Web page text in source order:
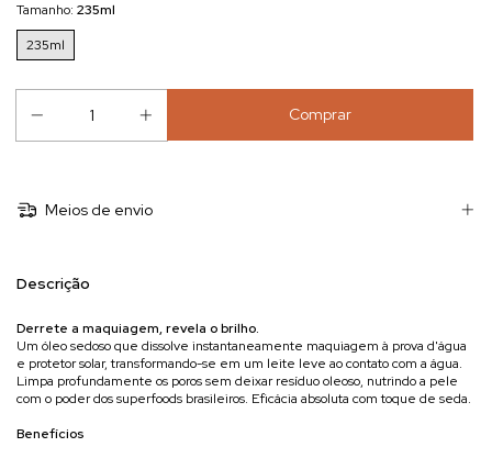
Tamanho: 235ml
235ml
Meios de envio
Descrição
Derrete a maquiagem, revela o brilho.
Um óleo sedoso que dissolve instantaneamente maquiagem à prova d'água
e protetor solar, transformando-se em um leite leve ao contato com a água.
Limpa profundamente os poros sem deixar resíduo oleoso, nutrindo a pele
com o poder dos superfoods brasileiros. Eficácia absoluta com toque de seda.
Benefícios